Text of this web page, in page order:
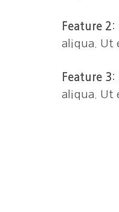
Feature 2:
aliqua. Ut
Feature 3:
aliqua. Ut